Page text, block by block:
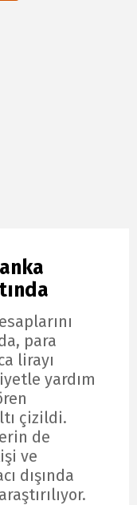
para
lirayı
yardım
çizildi.
de
ve
dışında